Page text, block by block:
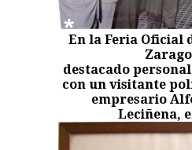
En la Feria Oficial
destacado
con un visitante
empresario
Leciñena,